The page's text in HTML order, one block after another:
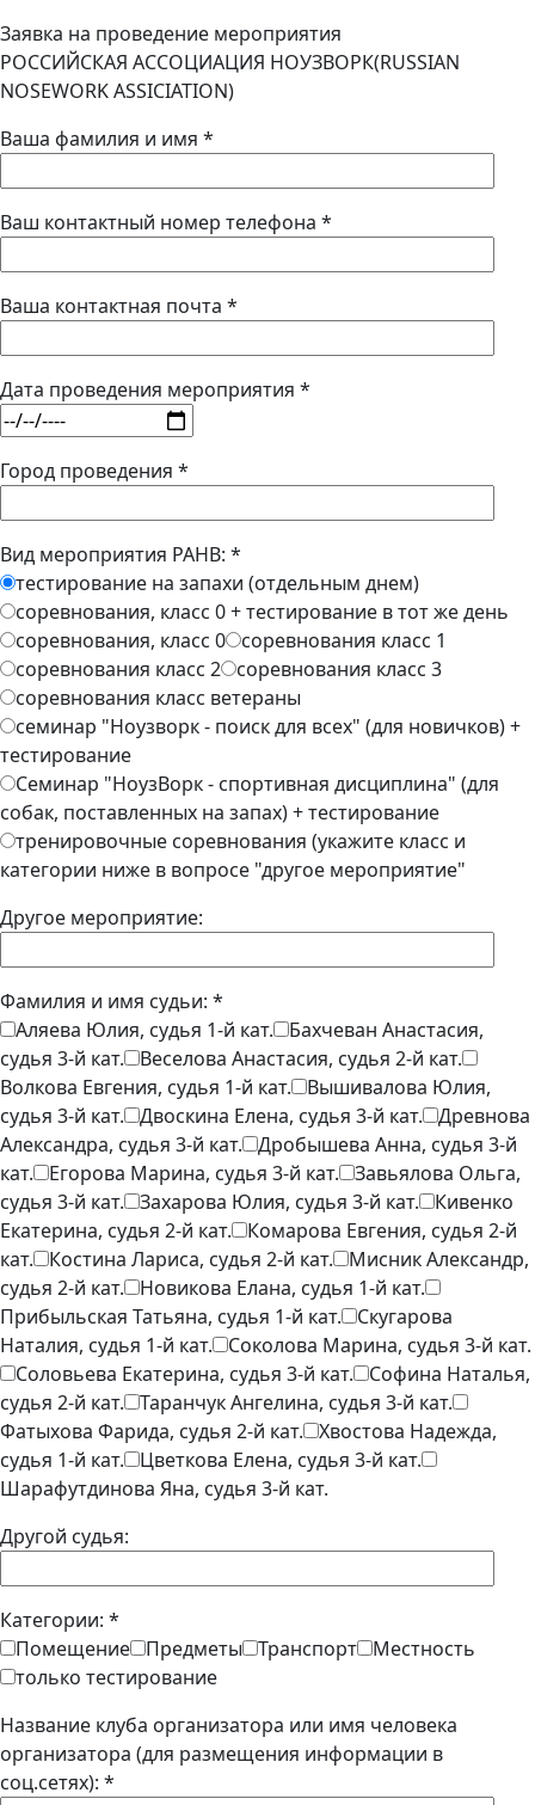
Заявка на проведение мероприятия
РОССИЙСКАЯ АССОЦИАЦИЯ НОУЗВОРК(RUSSIAN
NOSEWORK ASSICIATION)
Ваша фамилия и имя *
Ваш контактный номер телефона *
Ваша контактная почта *
Дата проведения мероприятия *
Город проведения *
Вид мероприятия РАНВ: *
тестирование на запахи (отдельным днем)
соревнования, класс 0 + тестирование в тот же день
соревнования, класс 0
соревнования класс 1
соревнования класс 2
соревнования класс 3
соревнования класс ветераны
семинар "Ноузворк - поиск для всех" (для новичков) +
тестирование
Семинар "НоузВорк - спортивная дисциплина" (для
собак, поставленных на запах) + тестирование
тренировочные соревнования (укажите класс и
категории ниже в вопросе "другое мероприятие"
Другое мероприятие:
Фамилия и имя судьи: *
Аляева Юлия, судья 1-й кат.
Бахчеван Анастасия,
судья 3-й кат.
Веселова Анастасия, судья 2-й кат.
Волкова Евгения, судья 1-й кат.
Вышивалова Юлия,
судья 3-й кат.
Двоскина Елена, судья 3-й кат.
Древнова
Александра, судья 3-й кат.
Дробышева Анна, судья 3-й
кат.
Егорова Марина, судья 3-й кат.
Завьялова Ольга,
судья 3-й кат.
Захарова Юлия, судья 3-й кат.
Кивенко
Екатерина, судья 2-й кат.
Комарова Евгения, судья 2-й
кат.
Костина Лариса, судья 2-й кат.
Мисник Александр,
судья 2-й кат.
Новикова Елана, судья 1-й кат.
Прибыльская Татьяна, судья 1-й кат.
Скугарова
Наталия, судья 1-й кат.
Соколова Марина, судья 3-й кат.
Соловьева Екатерина, судья 3-й кат.
Софина Наталья,
судья 2-й кат.
Таранчук Ангелина, судья 3-й кат.
Фатыхова Фарида, судья 2-й кат.
Хвостова Надежда,
судья 1-й кат.
Цветкова Елена, судья 3-й кат.
Шарафутдинова Яна, судья 3-й кат.
Другой судья:
Категории: *
Помещение
Предметы Транспорт
Местность
только тестирование
Название клуба организатора или имя человека
организатора (для размещения информации в
соц.сетях): *